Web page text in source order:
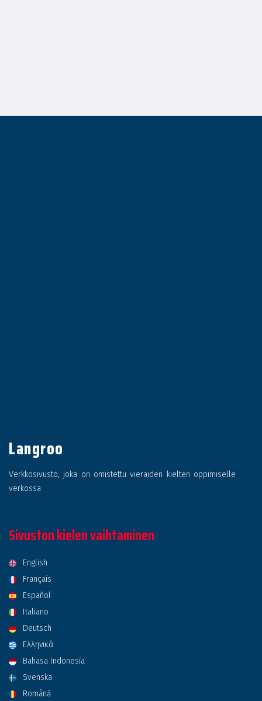
Langroo
Verkkosivusto, joka on omistettu vieraiden kielten oppimiselle
verkossa
Sivuston kielen vaihtaminen
English
Français
Español
Italiano
Deutsch
Ελληνικά
Bahasa Indonesia
Svenska
Română